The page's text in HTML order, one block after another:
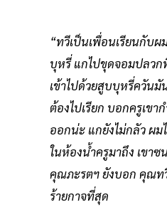
“ทวีเป็นเพื่อนเรียนกับ
บุหรี่ แกไปขุดจอมปลวก
เข้าไปด้วยสูบบุหรี่ควันมั
ต้องไปเรียก บอกครูเข
ออกน่ะ แกยังไม่กลัว ผ
ในห้องน้ำครูมาถึง เขา
คุณภะรตฯ ยังบอก คุณท
ร้ายกาจที่สุด